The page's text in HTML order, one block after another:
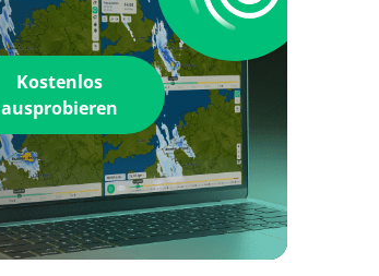
Kostenlos
ausprobieren